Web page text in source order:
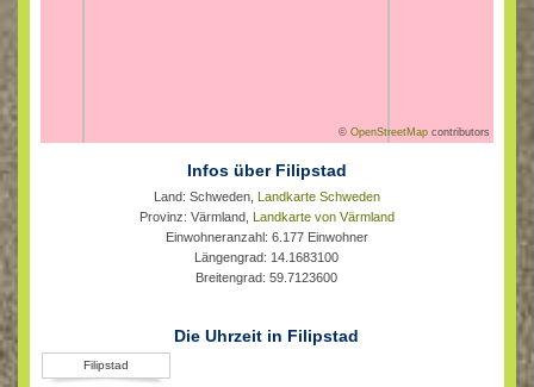
©OpenStreetMap contributors
Infos über Filipstad
Land: Schweden, Landkarte Schweden
Provinz: Värmland, Landkarte von Värmland
Einwohneranzahl: 6.177 Einwohner
Längengrad: 14.1683100
Breitengrad: 59.7123600
Die Uhrzeit in Filipstad
Filipstad